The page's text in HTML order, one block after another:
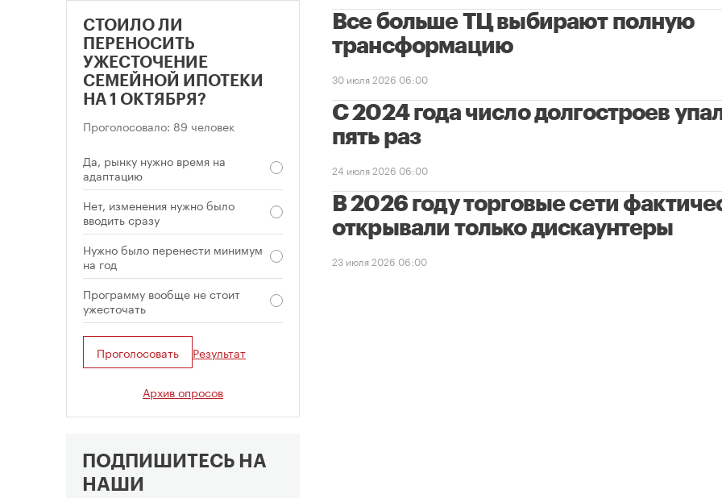
Все больше ТЦ выбирают полную
трансформацию
30 июля 2026 06:00
С 2024 года число долгостроев
пять раз
24 июля 2026 06:00
В 2026 году торговые сети
открывали только дискаунтеры
23 июля 2026 06:00
СТОИЛО ЛИ
ПЕРЕНОСИТЬ
УЖЕСТОЧЕНИЕ
СЕМЕЙНОЙ ИПОТЕКИ
НА 1 ОКТЯБРЯ?
Проголосовало: 89 человек
Да, рынку нужно время на
адаптацию
Нет, изменения нужно было
вводить сразу
Нужно было перенести минимум
на год
Программу вообще не стоит
ужесточать
Проголосовать Результат
Архив опросов
ПОДПИШИТЕСЬ НА
НАШИ